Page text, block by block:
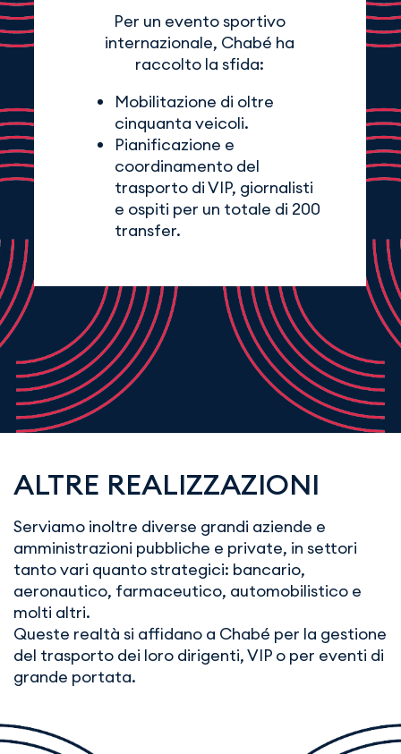
Per un evento sportivo
internazionale, Chabé ha
raccolto la sfida:
Mobilitazione di oltre
cinquanta veicoli.
Pianificazione e
coordinamento del
trasporto di VIP, giornalisti
e ospiti per un totale di 200
transfer.
ALTRE REALIZZAZIONI
Serviamo inoltre diverse grandi aziende e
amministrazioni pubbliche e private, in settori
tanto vari quanto strategici: bancario,
aeronautico, farmaceutico, automobilistico e
molti altri.
Queste realtà si affidano a Chabé per la gestione
del trasporto dei loro dirigenti, VIP o per eventi di
grande portata.